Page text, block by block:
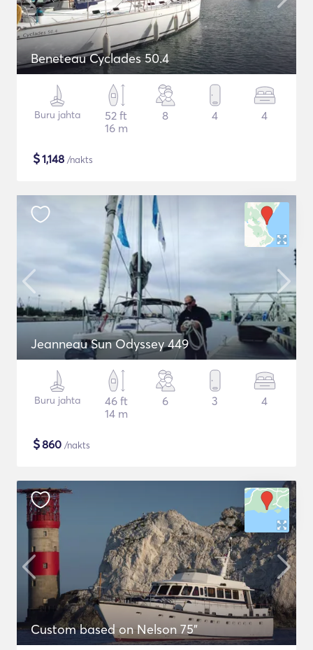
Beneteau Cyclades 50.4
Buru jahta
52 ft
16 m
8 4 4
$1,148 /nakts
Jeanneau Sun Odyssey 449
Buru jahta
46 ft
14 m
6 3 4
$860 /nakts
Custom based on Nelson 75"